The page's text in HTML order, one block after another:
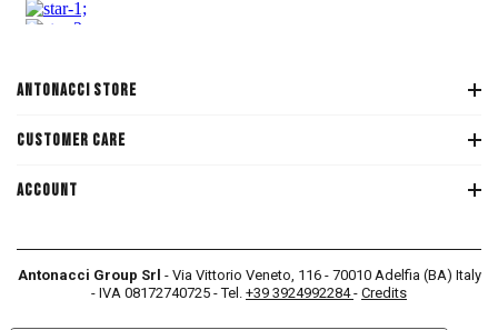
ANTONACCI STORE
CUSTOMER CARE
ACCOUNT
Antonacci Group Srl - Via Vittorio Veneto, 116 - 70010 Adelfia (BA) Italy
- IVA 08172740725 - Tel. +39 3924992284- Credits